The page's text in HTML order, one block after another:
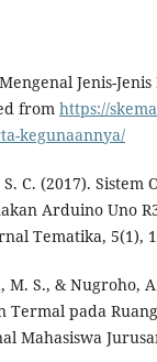
Jenis-
from https://
kegunaannya/
C. (2017). Sistem
Arduino Uno
Tematika, 5(1),
S., & Nugroho,
Termal pada
Mahasiswa